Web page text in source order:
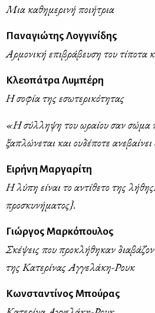
Μια καθημερινή ποιήτρια
Παναγιώτης Λογγινίδης
Αρμονική επιβράβευση του τίποτα
Κλεοπάτρα Λυμπέρη
Η σοφία της εσωτερικότητας
«Η σύλληψη του ωραίου σαν σώμα
ξαπλώνεται και ουδέποτε
Ειρήνη Μαργαρίτη
Η λύπη είναι το αντίθετο της
προσκυνήματος}.
Γιώργος Μαρκόπουλος
Σκέψεις που προκλήθηκαν
της Κατερίνας Αγγελάκη-Ρουκ
Κωνσταντίνος Μπούρας